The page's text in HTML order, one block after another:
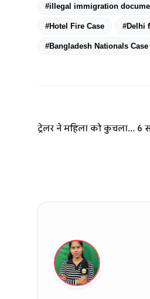
#illegal immigration
#Hotel Fire Case #Delhi
#Bangladesh Nationals Case
ट्रेलर ने महिला को कुचला... 6